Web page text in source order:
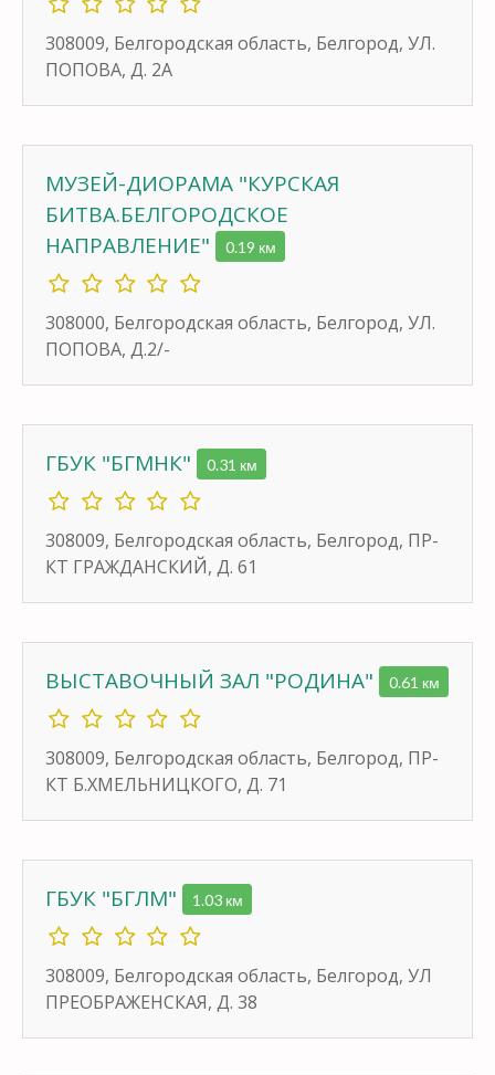
308009, Белгородская область, Белгород, УЛ.
ПОПОВА, Д. 2А
МУЗЕЙ-ДИОРАМА "КУРСКАЯ
БИТВА.БЕЛГОРОДСКОЕ
НАПРАВЛЕНИЕ"
0.19 км
308000, Белгородская область, Белгород, УЛ.
ПОПОВА, Д.2/-
ГБУК "БГМНК" 0.31 км
308009, Белгородская область, Белгород, ПР-
КТ ГРАЖДАНСКИЙ, Д. 61
ВЫСТАВОЧНЫЙ ЗАЛ "РОДИНА" 0.61 км
308009, Белгородская область, Белгород, ПР-
КТ Б.ХМЕЛЬНИЦКОГО, Д. 71
ГБУК "БГЛМ" 1.03 км
308009, Белгородская область, Белгород, УЛ
ПРЕОБРАЖЕНСКАЯ, Д. 38